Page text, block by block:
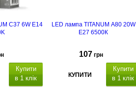
C37 6W E14
Купити
в 1 клік
LED лампа TITANUM A80 20W
E27 6500К
107 грн
КУПИТИ
Купити
в 1 клік